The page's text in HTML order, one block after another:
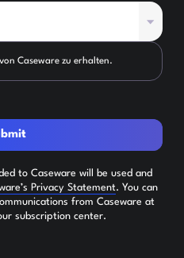
Caseware zu erhalten.
to Caseware will be used and
Privacy Statement. You can
from Caseware at
subscription center.